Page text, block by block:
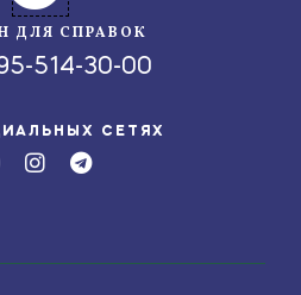
ДЛЯ СПРАВОК
514-30-00
СЕТЯХ